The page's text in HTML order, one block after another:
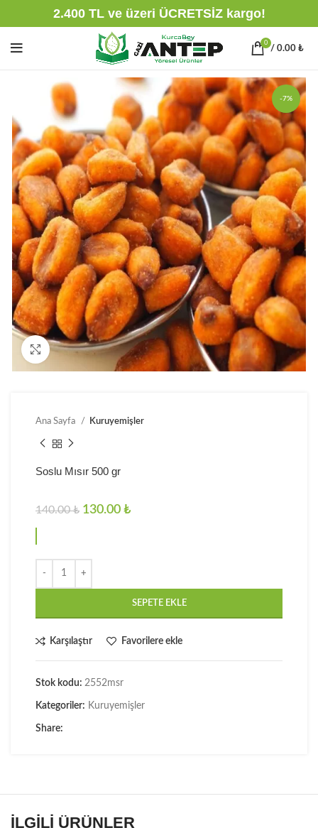
2.400 TL ve üzeri ÜCRETSİZ kargo!
0
/ 0.00 ₺
-7%
Click to enlarge
Ana Sayfa Kuruyemişler
Soslu Mısır 500 gr
140.00₺ 130.00 ₺
SEPETE EKLE
Karşılaştır Favorilere ekle
Stok kodu: 2552msr
Kategoriler: Kuruyemişler
Share:
İLGILI ÜRÜNLER